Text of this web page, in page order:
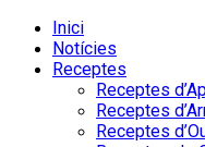
Inici
Notícies
Receptes
Receptes
Receptes
Receptes